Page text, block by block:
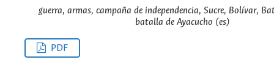
guerra, armas, campaña de independencia, Sucre, Bolívar,
batalla de Ayacucho (es)
PDF